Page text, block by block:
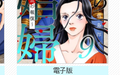
電子版